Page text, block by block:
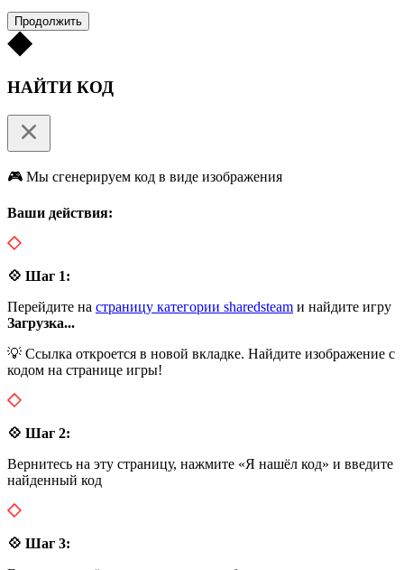
Продолжить
НАЙТИ КОД
🎮 Мы сгенерируем код в виде изображения
Ваши действия:
💠 Шаг 1:
Перейдите на страницу категории sharedsteam и найдите игру
Загрузка...
💡 Ссылка откроется в новой вкладке. Найдите изображение с
кодом на странице игры!
💠 Шаг 2:
Вернитесь на эту страницу, нажмите «Я нашёл код» и введите
найденный код
💠 Шаг 3: